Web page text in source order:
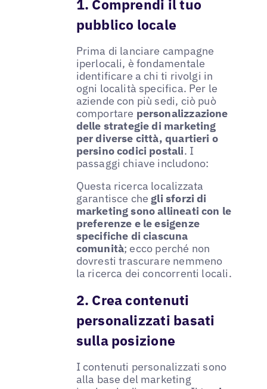
1. Comprendi il tuo
pubblico locale
Prima di lanciare campagne
iperlocali, è fondamentale
identificare a chi ti rivolgi in
ogni località specifica. Per le
aziende con più sedi, ciò può
comportare personalizzazione
delle strategie di marketing
per diverse città, quartieri o
persino codici postali. I
passaggi chiave includono:
Questa ricerca localizzata
garantisce chegli sforzi di
marketing sono allineati con le
preferenze e le esigenze
specifiche di ciascuna
comunità; ecco perché non
dovresti trascurare nemmeno
la ricerca dei concorrenti locali.
2. Crea contenuti
personalizzati basati
sulla posizione
I contenuti personalizzati sono
alla base del marketing